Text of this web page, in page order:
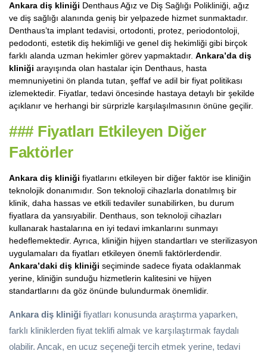
Ankara diş kliniği Denthaus Ağız ve Diş Sağlığı Polikliniği, ağız
ve diş sağlığı alanında geniş bir yelpazede hizmet sunmaktadır.
Denthaus’ta implant tedavisi, ortodonti, protez, periodontoloji,
pedodonti, estetik diş hekimliği ve genel diş hekimliği gibi birçok
farklı alanda uzman hekimler görev yapmaktadır. Ankara’da diş
kliniği arayışında olan hastalar için Denthaus, hasta
memnuniyetini ön planda tutan, şeffaf ve adil bir fiyat politikası
izlemektedir. Fiyatlar, tedavi öncesinde hastaya detaylı bir şekilde
açıklanır ve herhangi bir sürprizle karşılaşılmasının önüne geçilir.
### Fiyatları Etkileyen Diğer
Faktörler
Ankara diş kliniği fiyatlarını etkileyen bir diğer faktör ise kliniğin
teknolojik donanımıdır. Son teknoloji cihazlarla donatılmış bir
klinik, daha hassas ve etkili tedaviler sunabilirken, bu durum
fiyatlara da yansıyabilir. Denthaus, son teknoloji cihazları
kullanarak hastalarına en iyi tedavi imkanlarını sunmayı
hedeflemektedir. Ayrıca, kliniğin hijyen standartları ve sterilizasyon
uygulamaları da fiyatları etkileyen önemli faktörlerdendir.
Ankara’daki diş kliniği seçiminde sadece fiyata odaklanmak
yerine, kliniğin sunduğu hizmetlerin kalitesini ve hijyen
standartlarını da göz önünde bulundurmak önemlidir.
Ankara diş kliniği fiyatları konusunda araştırma yaparken,
farklı kliniklerden fiyat teklifi almak ve karşılaştırmak faydalı
olabilir. Ancak, en ucuz seçeneği tercih etmek yerine, tedavi